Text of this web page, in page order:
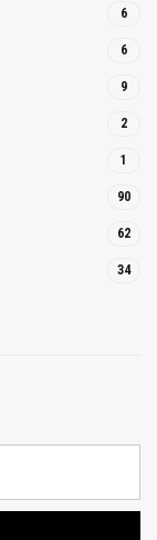
6
6
9
2
1
90
62
34